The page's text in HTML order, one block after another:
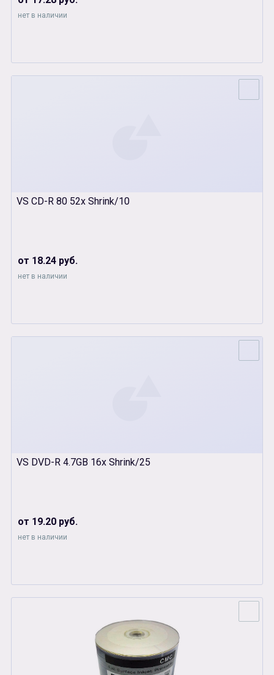
нет в наличии
VS CD-R 80 52x Shrink/10
от 18.24 руб.
нет в наличии
VS DVD-R 4.7GB 16x Shrink/25
от 19.20 руб.
нет в наличии